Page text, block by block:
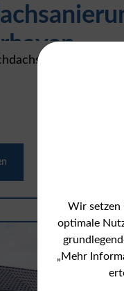
Wir setzen
optimale
„Mehr